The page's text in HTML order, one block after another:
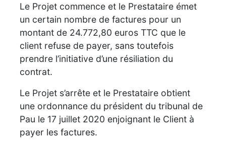
Le Projet commence et le Prestataire émet
un certain nombre de factures pour un
montant de 24.772,80 euros TTC que le
client refuse de payer, sans toutefois
prendre l’initiative d’une résiliation du
contrat.
Le Projet s’arrête et le Prestataire obtient
une ordonnance du président du tribunal de
Pau le 17 juillet 2020 enjoignant le Client à
payer les factures.